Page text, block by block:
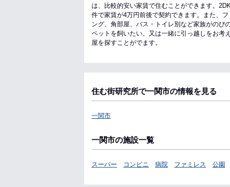
は、比較的安い家賃で住むことができます。
件で家賃が4万円前後で契約できます。また、
ング、角部屋、バス・トイレ別など家族がのび
ペットを飼いたい、又は一緒に引っ越しをお考
屋を探すことがでます。
住む街研究所で一関市の情報を見る
一関市
一関市の施設一覧
スーパー コンビニ 病院 ファミレス 公園